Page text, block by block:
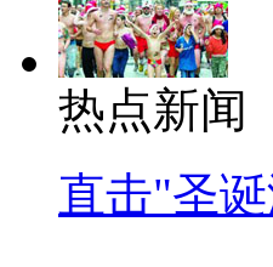
热点新闻
直击"圣